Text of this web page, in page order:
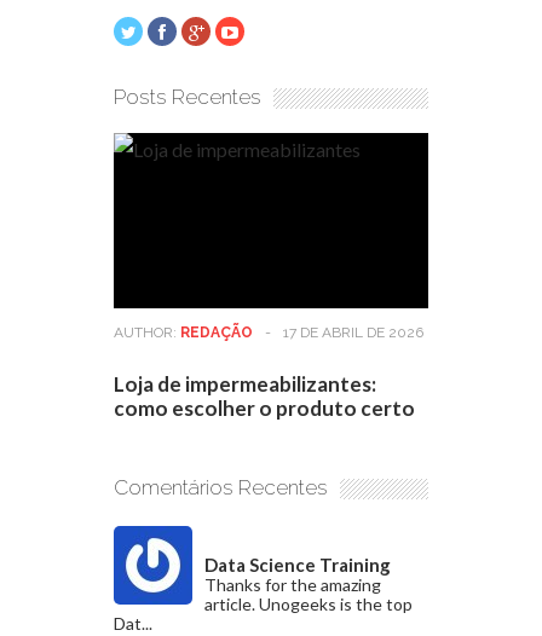
Posts Recentes
AUTHOR: REDAÇÃO - 17 DE ABRIL DE 2026
Loja de impermeabilizantes:
como escolher o produto certo
Comentários Recentes
Data Science Training
Thanks for the amazing
article. Unogeeks is the top
Dat...